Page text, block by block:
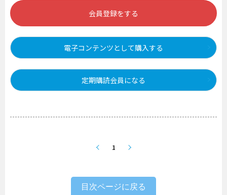
会員登録をする
電子コンテンツとして購入する
定期購読会員になる
1
目次ページに戻る